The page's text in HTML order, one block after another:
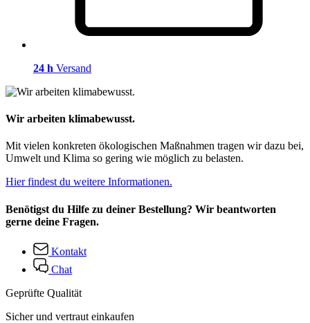
24 h Versand
Wir arbeiten klimabewusst.
Mit vielen konkreten ökologischen Maßnahmen tragen wir dazu bei,
Umwelt und Klima so gering wie möglich zu belasten.
Hier findest du weitere Informationen.
Benötigst du Hilfe zu deiner Bestellung? Wir beantworten
gerne deine Fragen.
Kontakt
Chat
Geprüfte Qualität
Sicher und vertraut einkaufen